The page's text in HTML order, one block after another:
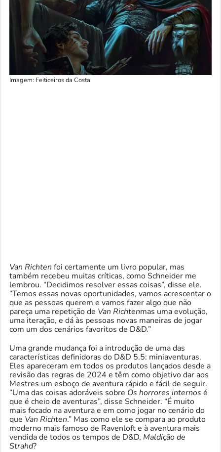
Imagem: Feiticeiros da Costa
Van Richten foi certamente um livro popular, mas
também recebeu muitas críticas, como Schneider me
lembrou. “Decidimos resolver essas coisas”, disse ele.
“Temos essas novas oportunidades, vamos acrescentar o
que as pessoas querem e vamos fazer algo que não
pareça uma repetição de Van Richtenmas uma evolução,
uma iteração, e dá às pessoas novas maneiras de jogar
com um dos cenários favoritos de D&D.”
Uma grande mudança foi a introdução de uma das
características definidoras do D&D 5.5: miniaventuras.
Eles apareceram em todos os produtos lançados desde a
revisão das regras de 2024 e têm como objetivo dar aos
Mestres um esboço de aventura rápido e fácil de seguir.
“Uma das coisas adoráveis ​​sobre Os horrores internos é
que é cheio de aventuras”, disse Schneider. “É muito
mais focado na aventura e em como jogar no cenário do
que Van Richten.” Mas como ele se compara ao produto
moderno mais famoso de Ravenloft e à aventura mais
vendida de todos os tempos de D&D, Maldição de
Strahd?